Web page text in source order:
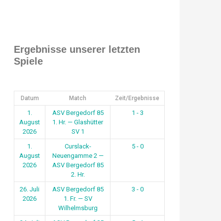
Ergebnisse unserer letzten
Spiele
Datum Match Zeit/Ergebnisse
1.
August
2026
ASV Bergedorf 85
1. Hr. — Glashütter
SV 1
1 - 3
1.
August
2026
Curslack-
Neuengamme 2 —
ASV Bergedorf 85
2. Hr.
5 - 0
26. Juli
2026
ASV Bergedorf 85
1. Fr. — SV
Wilhelmsburg
3 - 0